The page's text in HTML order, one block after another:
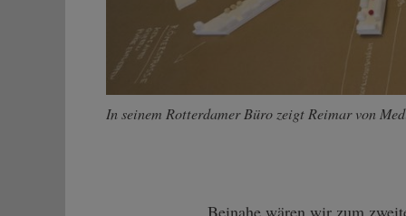
In seinem Rotterdamer Büro zeigt Reimar von
Beinahe wären wir zum